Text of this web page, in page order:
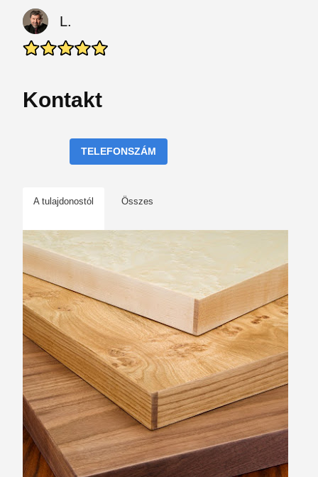
L.
Kontakt
TELEFONSZÁM
A tulajdonostól Összes